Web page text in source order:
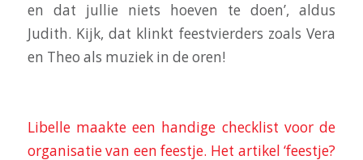
en dat jullie niets hoeven te doen’, aldus
Judith. Kijk, dat klinkt feestvierders zoals Vera
en Theo als muziek in de oren!
Libelle maakte een handige checklist voor de
organisatie van een feestje. Het artikel ‘feestje?